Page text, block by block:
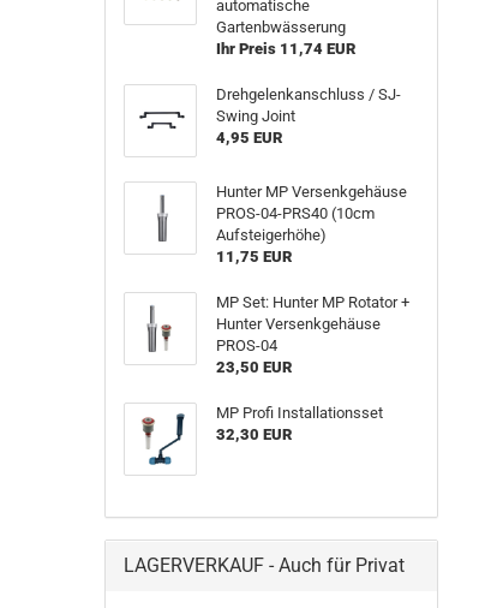
automatische
Gartenbwässerung
Ihr Preis 11,74 EUR
Drehgelenkanschluss / SJ-
Swing Joint
4,95 EUR
Hunter MP Versenkgehäuse
PROS-04-PRS40 (10cm
Aufsteigerhöhe)
11,75 EUR
MP Set: Hunter MP Rotator +
Hunter Versenkgehäuse
PROS-04
23,50 EUR
MP Profi Installationsset
32,30 EUR
LAGERVERKAUF - Auch für Privat